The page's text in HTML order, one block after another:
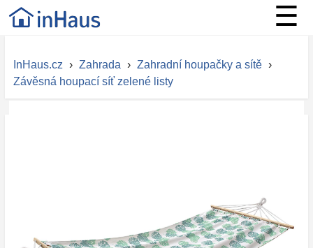
☰
InHaus.cz › Zahrada › Zahradní houpačky a sítě ›
Závěsná houpací síť zelené listy